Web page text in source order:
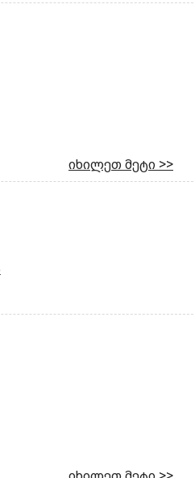
იხილეთ მეტი >>